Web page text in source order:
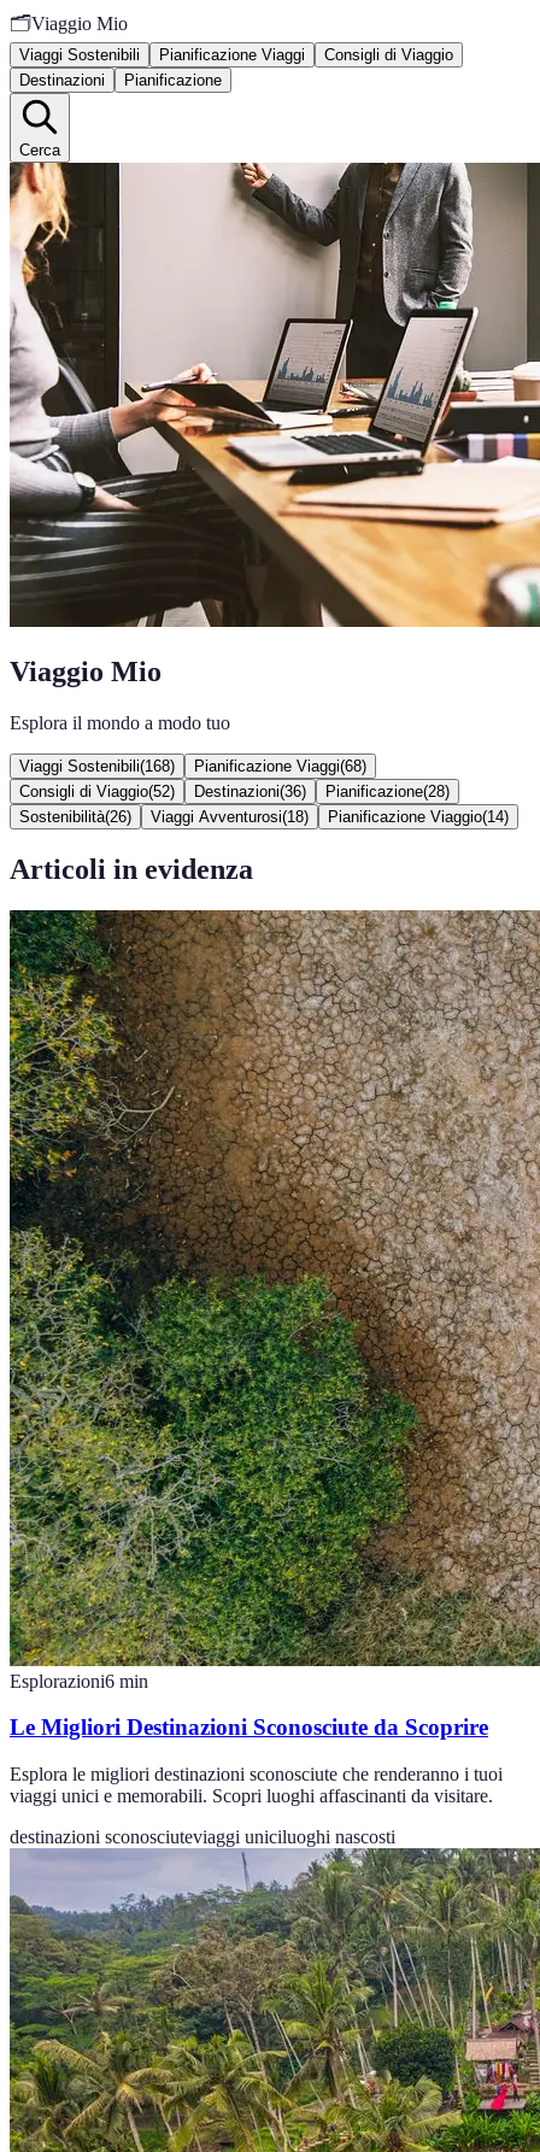
🗂️Viaggio Mio
Viaggi Sostenibili Pianificazione Viaggi
Consigli di Viaggio
Destinazioni
Pianificazione
Cerca
Viaggio Mio
Esplora il mondo a modo tuo
Viaggi Sostenibili(168) Pianificazione Viaggi(68)
Consigli di Viaggio(52) Destinazioni(36) Pianificazione(28)
Sostenibilità(26) Viaggi Avventurosi(18) Pianificazione Viaggio(14)
Articoli in evidenza
Esplorazioni6 min
Le Migliori Destinazioni Sconosciute da Scoprire
Esplora le migliori destinazioni sconosciute che renderanno i tuoi
viaggi unici e memorabili. Scopri luoghi affascinanti da visitare.
destinazioni sconosciuteviaggi uniciluoghi nascosti